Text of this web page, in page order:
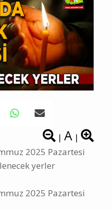
| A |
2025 Pazartesi
yerler
2025 Pazartesi